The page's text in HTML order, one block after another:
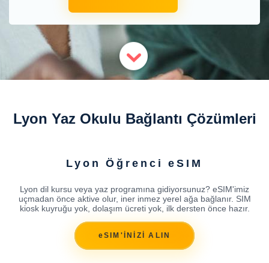
Lyon Yaz Okulu Bağlantı Çözümleri
Lyon Öğrenci eSIM
Lyon dil kursu veya yaz programına gidiyorsunuz? eSIM'imiz
uçmadan önce aktive olur, iner inmez yerel ağa bağlanır. SIM
kiosk kuyruğu yok, dolaşım ücreti yok, ilk dersten önce hazır.
eSIM'İNİZİ ALIN